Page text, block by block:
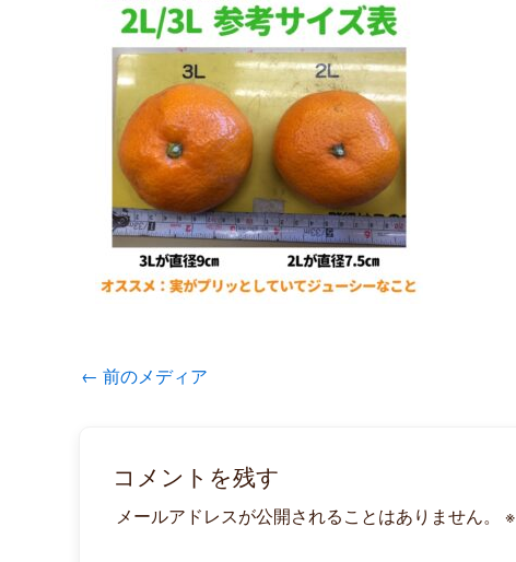
← 前のメディア
コメントを残す
メールアドレスが公開されることはありません。 ※